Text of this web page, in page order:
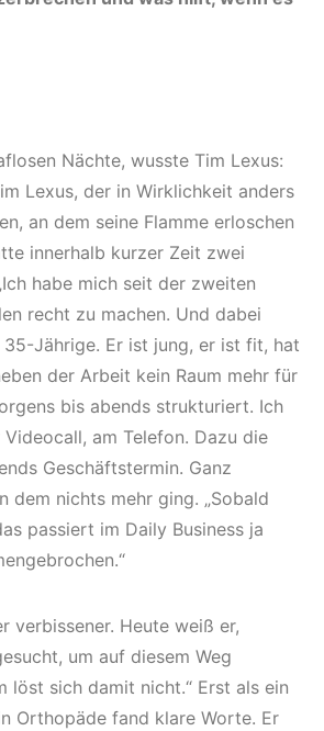
Nächte, wusste Tim Lexus:
Lexus, der in Wirklichkeit anders
an dem seine Flamme erloschen
innerhalb kurzer Zeit zwei
habe mich seit der zweiten
recht zu machen. Und dabei
Jährige. Er ist jung, er ist fit, hat
der Arbeit kein Raum mehr für
bis abends strukturiert. Ich
am Telefon. Dazu die
Geschäftstermin. Ganz
dem nichts mehr ging. „Sobald
passiert im Daily Business ja
verbissener. Heute weiß er,
um auf diesem Weg
löst sich damit nicht.“ Erst als ein
Orthopäde fand klare Worte. Er